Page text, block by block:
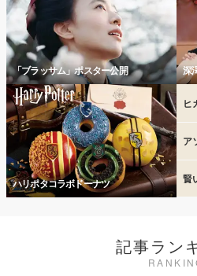
「ブラッサム」ポスター公開 深
ハリポタコラボドーナツ
ヒ
ア
賢
記事ラン